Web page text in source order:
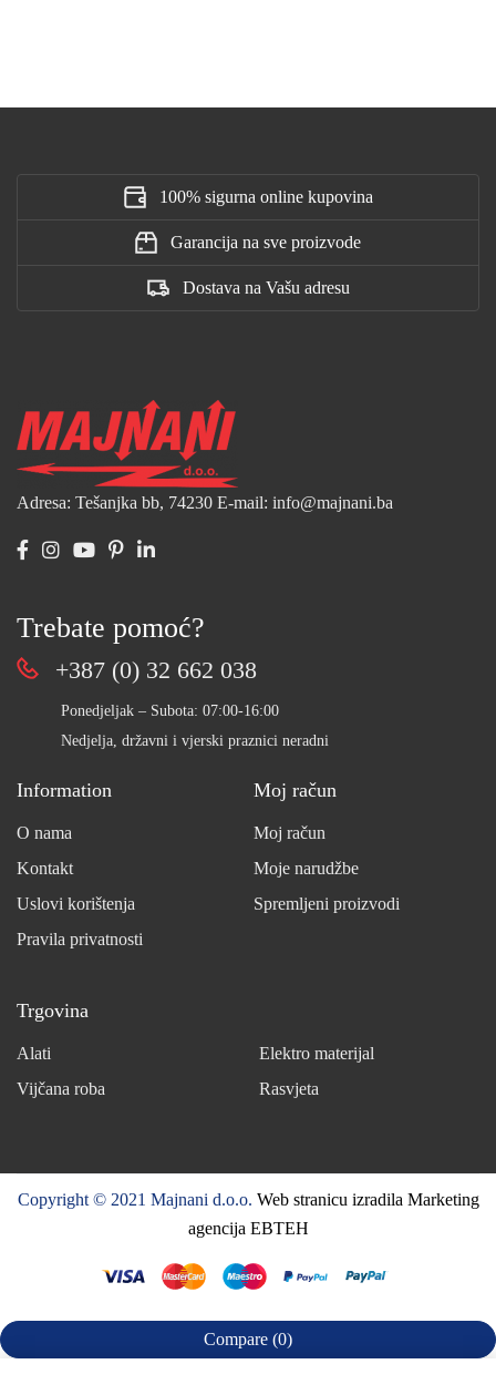
100% sigurna online kupovina
Garancija na sve proizvode
Dostava na Vašu adresu
Adresa: Tešanjka bb, 74230 E-mail: info@majnani.ba
Trebate pomoć?
+387 (0) 32 662 038
Ponedjeljak – Subota: 07:00-16:00
Nedjelja, državni i vjerski praznici neradni
Information
O nama
Kontakt
Uslovi korištenja
Pravila privatnosti
Moj račun
Moj račun
Moje narudžbe
Spremljeni proizvodi
Trgovina
Alati
Elektro materijal
Vijčana roba
Rasvjeta
Copyright © 2021 Majnani d.o.o. Web stranicu izradila Marketing
agencija EBTEH
Compare (0)